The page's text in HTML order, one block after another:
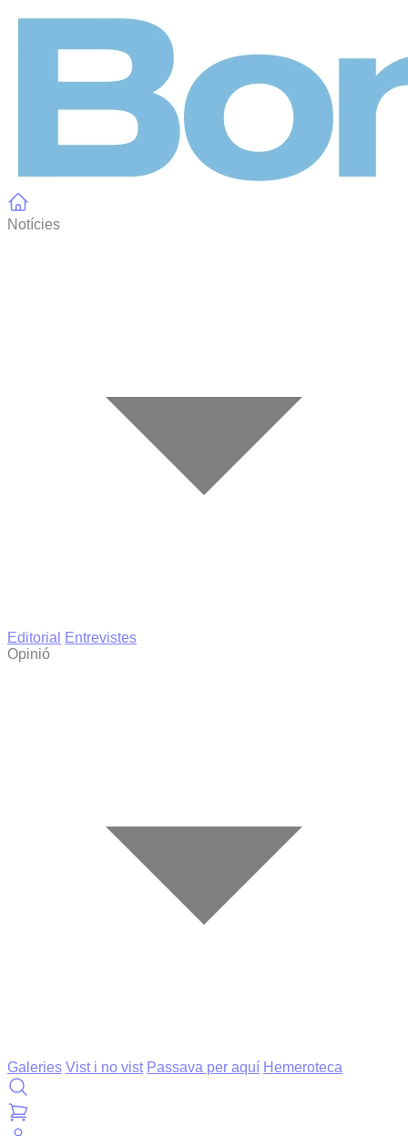
Notícies
Editorial
Entrevistes
Opinió
Galeries Vist i no vist Passava per aquí Hemeroteca